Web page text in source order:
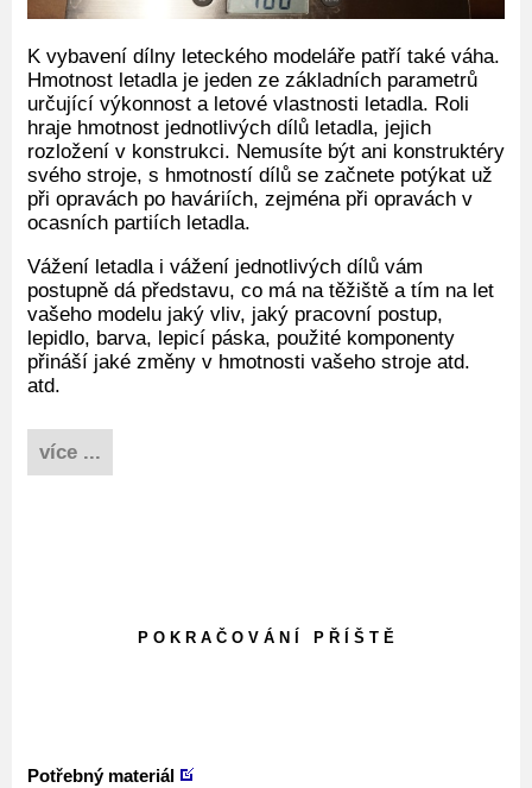
K vybavení dílny leteckého modeláře patří také váha.
Hmotnost letadla je jeden ze základních parametrů
určující výkonnost a letové vlastnosti letadla. Roli
hraje hmotnost jednotlivých dílů letadla, jejich
rozložení v konstrukci. Nemusíte být ani konstruktéry
svého stroje, s hmotností dílů se začnete potýkat už
při opravách po haváriích, zejména při opravách v
ocasních partiích letadla.
Vážení letadla i vážení jednotlivých dílů vám
postupně dá představu, co má na těžiště a tím na let
vašeho modelu jaký vliv, jaký pracovní postup,
lepidlo, barva, lepicí páska, použité komponenty
přináší jaké změny v hmotnosti vašeho stroje atd.
atd.
více ...
P O K R A Č O V Á N Í P Ř Í Š T Ě
Potřebný materiál